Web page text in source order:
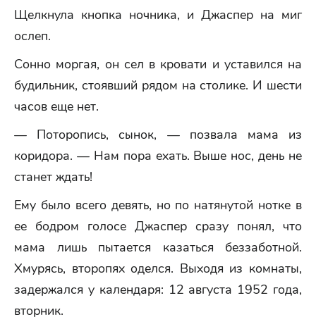
Щелкнула кнопка ночника, и Джаспер на миг
ослеп.
Сонно моргая, он сел в кровати и уставился на
будильник, стоявший рядом на столике. И шести
часов еще нет.
— Поторопись, сынок, — позвала мама из
коридора. — Нам пора ехать. Выше нос, день не
станет ждать!
Ему было всего девять, но по натянутой нотке в
ее бодром голосе Джаспер сразу понял, что
мама лишь пытается казаться беззаботной.
Хмурясь, второпях оделся. Выходя из комнаты,
задержался у календаря: 12 августа 1952 года,
вторник.